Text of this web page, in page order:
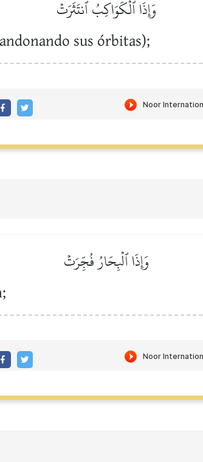
وَإِذَا ٱلۡكَوَاكِبُ ٱنتَثَرَتۡ
sus órbitas);
وَإِذَا ٱلۡبِحَارُ فُجِّرَتۡ